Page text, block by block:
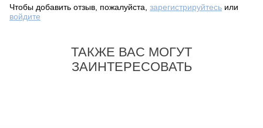
Чтобы добавить отзыв, пожалуйста, зарегистрируйтесь или
войдите
ТАКЖЕ ВАС МОГУТ
ЗАИНТЕРЕСОВАТЬ